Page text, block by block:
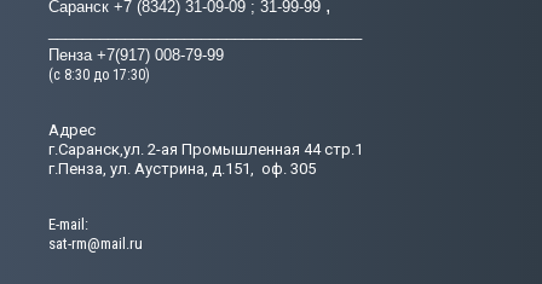
Саранск +7 (8342) 31-09-09 ; 31-99-99
Пенза +7(917) 008-79-99
(с 8:30 до 17:30)
Адрес
г.Саранск,ул. 2-ая Промышленная 44 стр.1
г.Пенза, ул. Аустрина, д.151, оф. 305
Е-mail:
sat-rm@mail.ru